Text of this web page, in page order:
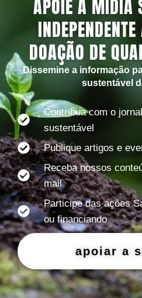
APOIE A MÍDIA
DOAÇÃO DE
Dissemine a informação
sustentável
Contribua com o
sustentável
Publique artigos e
Receba nossos
mail
Participe das ações
ou financiando
apoiar a